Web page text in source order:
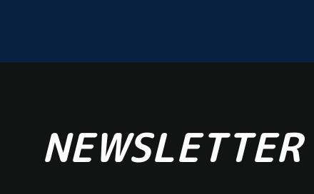
NEWSLETTER